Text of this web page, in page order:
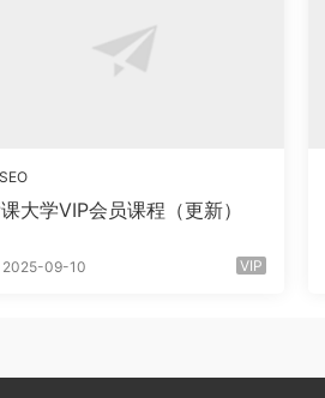
SEO
大学VIP会员课程（更新）
2025-09-10 VIP